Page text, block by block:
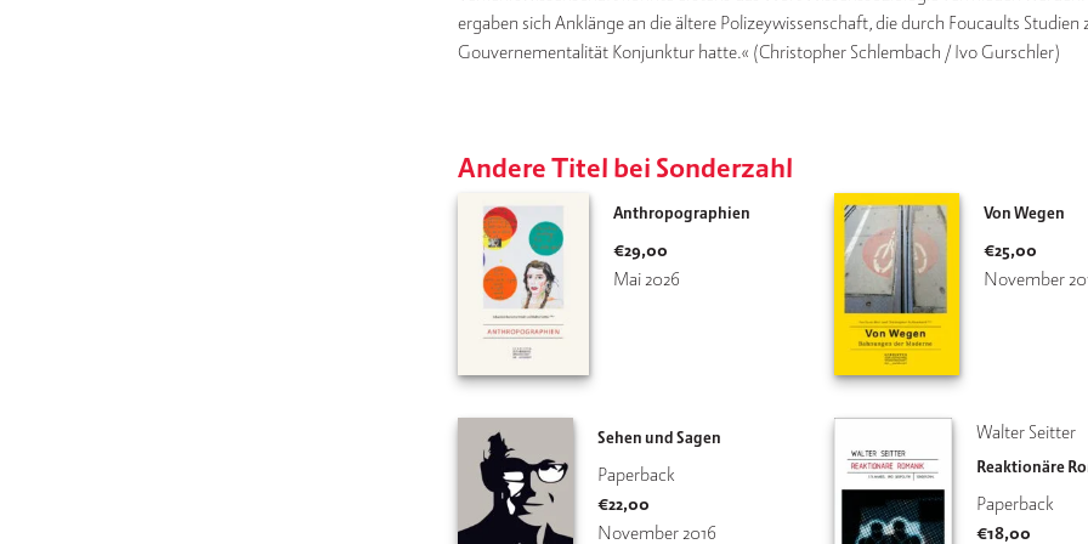
ergaben sich Anklänge an die ältere Polizeywissenschaft, die durch Foucaults Studien
Gouvernementalität Konjunktur hatte.« (Christopher Schlembach / Ivo Gurschler)
Andere Titel bei Sonderzahl
Anthropographien
€29,00
Mai 2026
Von Wegen
€25,00
November
Sehen und Sagen
Paperback
€22,00
November 2016
Walter Seitter
Reaktionäre
Paperback
€18,00